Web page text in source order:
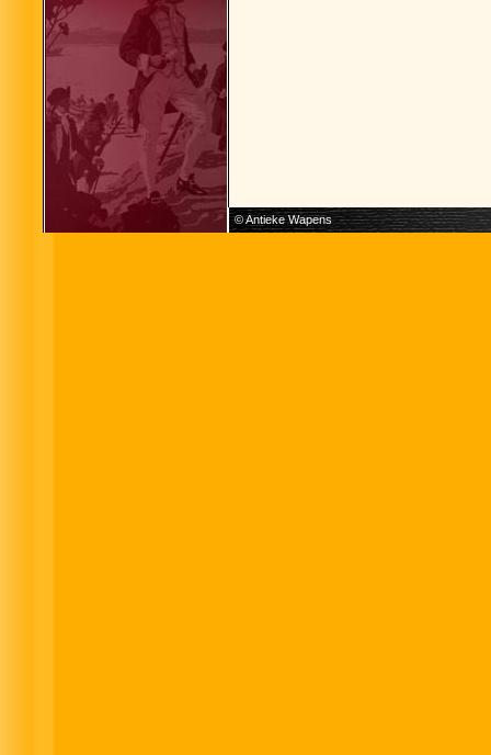
© Antieke Wapens